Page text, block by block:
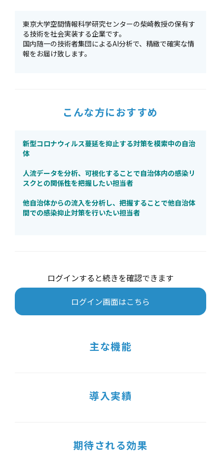
東京大学空間情報科学研究センターの柴崎教授の保有す
る技術を社会実装する企業です。
国内随一の技術者集団によるAI分析で、精緻で確実な情
報をお届け致します。
こんな方におすすめ
新型コロナウィルス蔓延を抑止する対策を模索中の自治
体
人流データを分析、可視化することで自治体内の感染リ
スクとの関係性を把握したい担当者
他自治体からの流入を分析し、把握することで他自治体
間での感染抑止対策を行いたい担当者
ログインすると続きを確認できます
ログイン画面はこちら
主な機能
導入実績
期待される効果